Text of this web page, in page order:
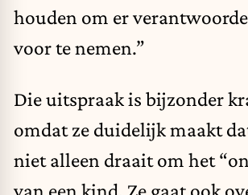
houden om er
voor te nemen.”
Die uitspraak is bijzonder
omdat ze duidelijk maakt
niet alleen draait om het
van een kind. Ze gaat ook